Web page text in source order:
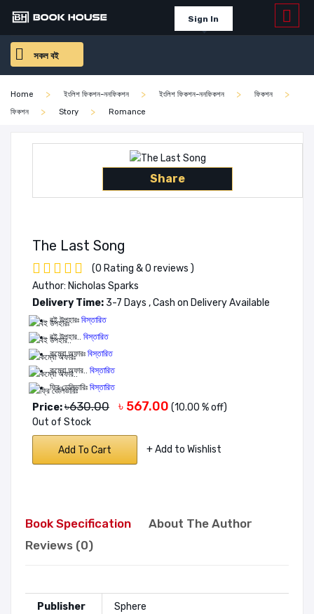
Sign In
সকল বই
Home ইংলিশ ফিকশন-ননফিকশন ইংলিশ ফিকশন-ননফিকশন
ফিকশন
ফিকশন
Story Romance
Share
The Last Song
(0 Rating & 0 reviews )
Author: Nicholas Sparks
Delivery Time: 3-7 Days , Cash on Delivery Available
বই উপহারঃ বিস্তারিত
বই উপহার.. বিস্তারিত
কম্বো অফারঃ বিস্তারিত
কম্বো অফার.. বিস্তারিত
ফ্রি ডেলিভারিঃ বিস্তারিত
Price:৳630.00 ৳ 567.00 (10.00 % off)
Out of Stock
Add To Cart + Add to Wishlist
Book Specification
About The Author
Reviews (0)
Publisher Sphere